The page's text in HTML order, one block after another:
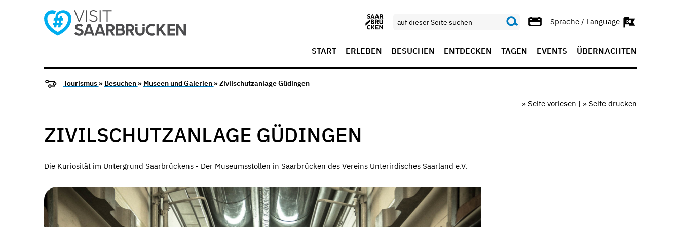
Sprache / Language
START ERLEBEN BESUCHEN ENTDECKEN TAGEN EVENTS ÜBERNACHTEN
Tourismus » Besuchen » Museen und Galerien » Zivilschutzanlage Güdingen
» Seite vorlesen | » Seite drucken
ZIVILSCHUTZANLAGE GÜDINGEN
Die Kuriosität im Untergrund Saarbrückens - Der Museumsstollen in Saarbrücken des Vereins Unterirdisches Saarland e.V.